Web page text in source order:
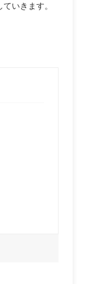
いきます。